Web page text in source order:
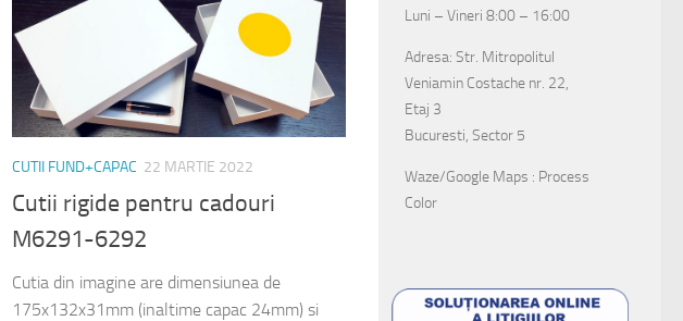
CUTII FUND+CAPAC 22 MARTIE 2022
Cutii rigide pentru cadouri
M6291-6292
Cutia din imagine are dimensiunea de
175x132x31mm (inaltime capac 24mm) si
Luni – Vineri 8:00 – 16:00
Adresa: Str. Mitropolitul
Veniamin Costache nr. 22,
Etaj 3
Bucuresti, Sector 5
Waze/Google Maps : Process
Color